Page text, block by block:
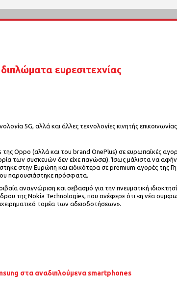
ευρεσιτεχνίας
5G, αλλά και άλλες τεχνολογίες κινητής
Oppo (αλλά και του brand OnePlus) σε ευρωπαϊκές
των συσκευών δεν είχε παγώσει). Ίσως μάλιστα να
στην Ευρώπη και ειδικότερα σε premium αγορές της
παρουσιάστηκε πρόσφατα.
αναγνώριση και σεβασμό για την πνευματική
της Nokia Technologies, που ανέφερε ότι «η νέα
τομέα των αδειοδοτήσεων».
στα αναδιπλούμενα smartphones